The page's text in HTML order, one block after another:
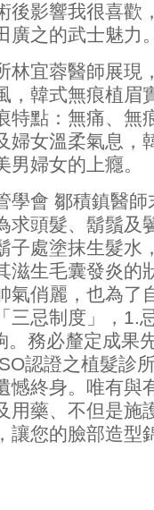
後影響我很喜歡
廣之的武士魅力
林宜蓉醫師展現
，韓式無痕植眉
特點：無痛、無
婦女溫柔氣息，
男婦女的上癮。
學會 鄒積鎮醫
求頭髮、鬍鬚及
子處塗抹生髮水
滋生毛囊發炎的
氣俏麗，也為了
三忌制度」，1.
。務必釐定成果
認證之植髮診
憾終身。唯有與
用藥、不但是施
讓您的臉部造型